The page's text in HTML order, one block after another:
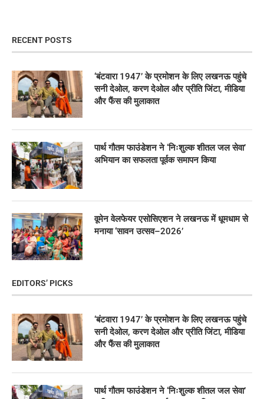
RECENT POSTS
‘बंटवारा 1947’ के प्रमोशन के लिए लखनऊ पहुंचे
सनी देओल, करण देओल और प्रीति जिंटा, मीडिया
और फैंस की मुलाकात
पार्थ गौतम फाउंडेशन ने ‘निःशुल्क शीतल जल सेवा’
अभियान का सफलता पूर्वक समापन किया
वूमेन वेलफेयर एसोसिएशन ने लखनऊ में धूमधाम से
मनाया ‘सावन उत्सव–2026’
EDITORS’ PICKS
‘बंटवारा 1947’ के प्रमोशन के लिए लखनऊ पहुंचे
सनी देओल, करण देओल और प्रीति जिंटा, मीडिया
और फैंस की मुलाकात
पार्थ गौतम फाउंडेशन ने ‘निःशुल्क शीतल जल सेवा’